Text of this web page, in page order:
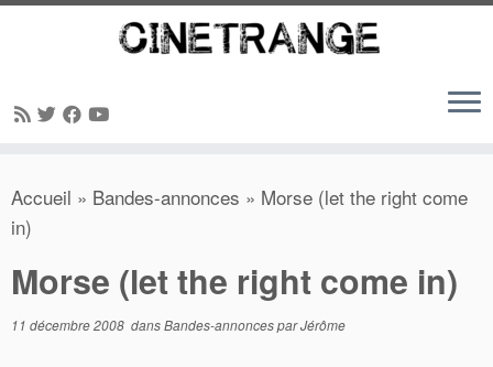
au
contenu
Accueil » Bandes-annonces » Morse (let the right come
in)
Morse (let the right come in)
11 décembre 2008 dansBandes-annoncesparJérôme